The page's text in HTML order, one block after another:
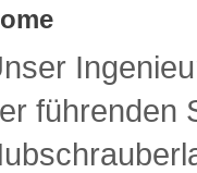
führenden